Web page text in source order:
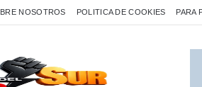
NOSOTROS POLITICA DE COOKIES PARA